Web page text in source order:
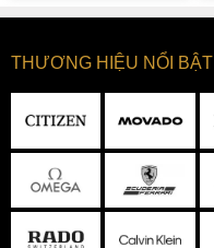
THƯƠNG HIỆU NỔI BẬT